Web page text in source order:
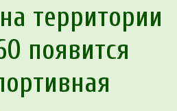
территории
появится